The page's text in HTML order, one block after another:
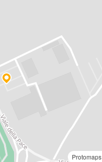
Protomaps